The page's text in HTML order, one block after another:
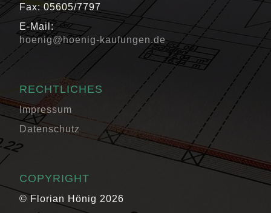
Fax: 05605/7797
E-Mail:
hoenig@hoenig-kaufungen.de
RECHTLICHES
Impressum
Datenschutz
COPYRIGHT
© Florian Hönig 2026